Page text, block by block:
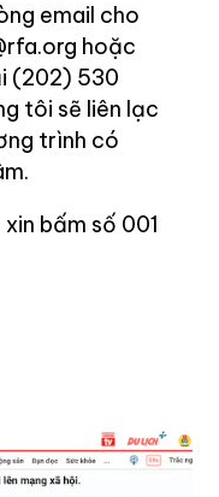
email cho
hoặc
(202) 530
tôi sẽ liên lạc
trình có
bấm số 001